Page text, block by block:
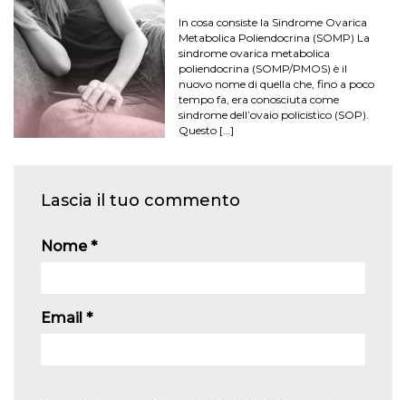
In cosa consiste la Sindrome Ovarica
Metabolica Poliendocrina (SOMP) La
sindrome ovarica metabolica
poliendocrina (SOMP/PMOS) è il
nuovo nome di quella che, fino a poco
tempo fa, era conosciuta come
sindrome dell’ovaio policistico (SOP).
Questo […]
Lascia il tuo commento
Nome*
Email *